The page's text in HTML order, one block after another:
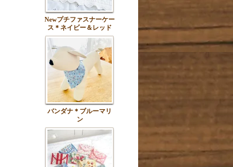
Newプチファスナーケー
ス＊ネイビー＆レッド
バンダナ＊ブルーマリ
ン